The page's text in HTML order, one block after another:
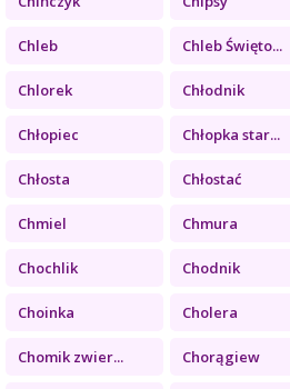
Chleb Chleb Święto...
Chlorek Chłodnik
Chłopiec Chłopka star...
Chłosta Chłostać
Chmiel Chmura
Chochlik Chodnik
Choinka Cholera
Chomik zwier... Chorągiew